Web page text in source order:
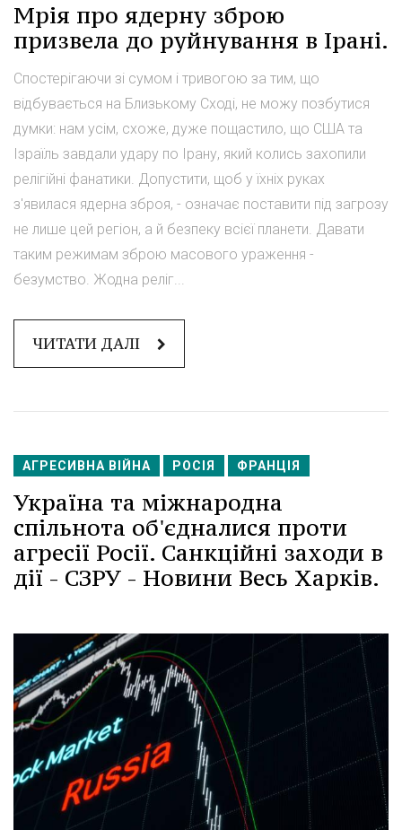
Мрія про ядерну зброю
призвела до руйнування в Ірані.
Спостерігаючи зі сумом і тривогою за тим, що
відбувається на Близькому Сході, не можу позбутися
думки: нам усім, схоже, дуже пощастило, що США та
Ізраїль завдали удару по Ірану, який колись захопили
релігійні фанатики. Допустити, щоб у їхніх руках
з'явилася ядерна зброя, - означає поставити під загрозу
не лише цей регіон, а й безпеку всієї планети. Давати
таким режимам зброю масового ураження -
безумство. Жодна реліг...
ЧИТАТИ ДАЛІ
АГРЕСИВНА ВІЙНА РОСІЯ ФРАНЦІЯ
Україна та міжнародна
спільнота об'єдналися проти
агресії Росії. Санкційні заходи в
дії - СЗРУ - Новини Весь Харків.